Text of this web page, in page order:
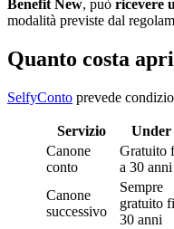
Benefit New, può ricevere
modalità previste dal
Quanto costa
SelfyConto prevede
Servizio Under
Canone
conto
Gratuito
a 30 anni
Canone
successivo
Sempre
gratuito
30 anni